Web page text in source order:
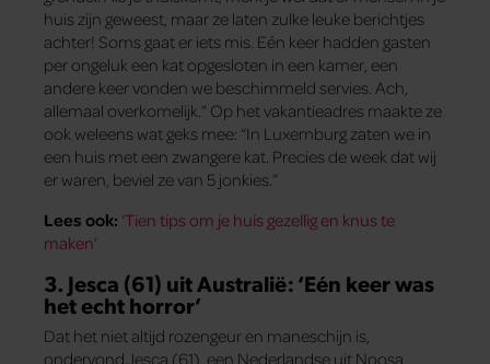
huis zijn geweest, maar ze laten zulke leuke berichtjes
achter! Soms gaat er iets mis. Eén keer hadden gasten
per ongeluk een kat opgesloten in een kamer, een
andere keer vonden we beschimmeld servies. Ach,
allemaal overkomelijk.” Op het vakantieadres maakte ze
ook weleens wat geks mee: “In Luxemburg zaten we in
een huis met een zwangere kat. Precies de week dat wij
er waren, beviel ze van 5 jonkies.”
Lees ook: ‘Tien tips om je huis gezellig en knus te
maken’
3. Jesca (61) uit Australië: ‘Eén keer was
het echt horror’
Dat het niet altijd rozengeur en maneschijn is,
ondervond Jesca (61), een Nederlandse uit Noosa,